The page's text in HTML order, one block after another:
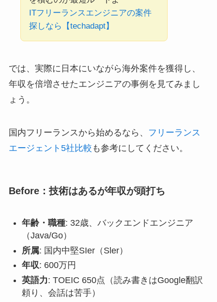
ITフリーランスエンジニアの案件
探しなら【techadapt】
では、実際に日本にいながら海外案件を獲得し、
年収を倍増させたエンジニアの事例を見てみまし
ょう。
国内フリーランスから始めるなら、
フリーランス
エージェント5社比較 も参考にしてください。
Before：技術はあるが年収が頭打ち
年齢・職種: 32歳、バックエンドエンジニア
（Java/Go）
所属: 国内中堅SIer（Sler）
年収: 600万円
英語力: TOEIC 650点（読み書きはGoogle翻訳
頼り、会話は苦手）